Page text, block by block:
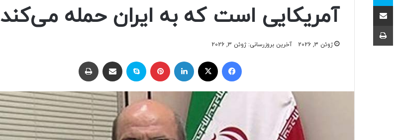
آمریکایی است که به ایران حمله می‌کند
ژوئن 3, 2026 آخرین بروزرسانی: ژوئن 3, 2026
ایکس